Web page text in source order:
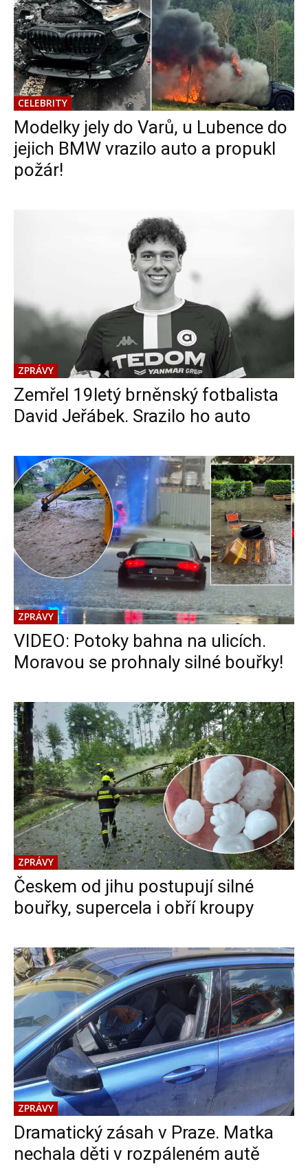
CELEBRITY
Modelky jely do Varů, u Lubence do
jejich BMW vrazilo auto a propukl
požár!
ZPRÁVY
Zemřel 19letý brněnský fotbalista
David Jeřábek. Srazilo ho auto
ZPRÁVY
VIDEO: Potoky bahna na ulicích.
Moravou se prohnaly silné bouřky!
ZPRÁVY
Českem od jihu postupují silné
bouřky, supercela i obří kroupy
ZPRÁVY
Dramatický zásah v Praze. Matka
nechala děti v rozpáleném autě